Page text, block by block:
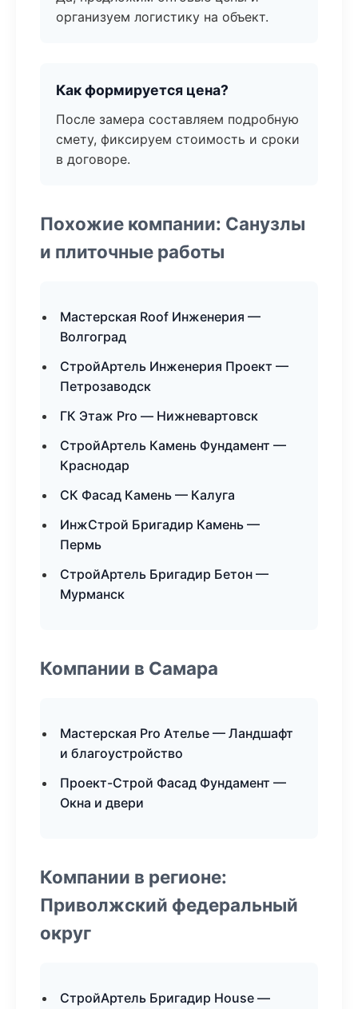
организуем логистику на объект.
Как формируется цена?
После замера составляем подробную
смету, фиксируем стоимость и сроки
в договоре.
Похожие компании: Санузлы
и плиточные работы
Мастерская Roof Инженерия —
Волгоград
СтройАртель Инженерия Проект —
Петрозаводск
ГК Этаж Pro — Нижневартовск
СтройАртель Камень Фундамент —
Краснодар
СК Фасад Камень — Калуга
ИнжСтрой Бригадир Камень —
Пермь
СтройАртель Бригадир Бетон —
Мурманск
Компании в Самара
Мастерская Pro Ателье — Ландшафт
и благоустройство
Проект-Строй Фасад Фундамент —
Окна и двери
Компании в регионе:
Приволжский федеральный
округ
СтройАртель Бригадир House —